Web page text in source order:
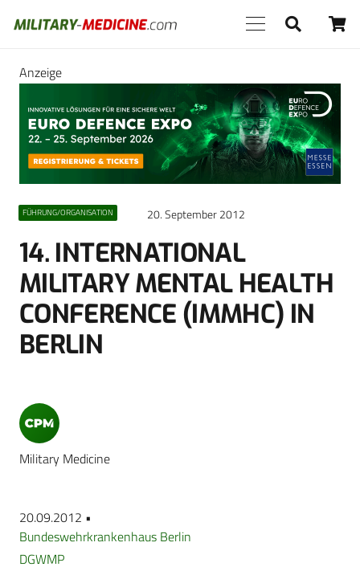
Anzeige
FÜHRUNG/ORGANISATION 20. September 2012
14. INTERNATIONAL
MILITARY MENTAL HEALTH
CONFERENCE (IMMHC) IN
BERLIN
Military Medicine
20.09.2012 •
Bundeswehrkrankenhaus Berlin
DGWMP